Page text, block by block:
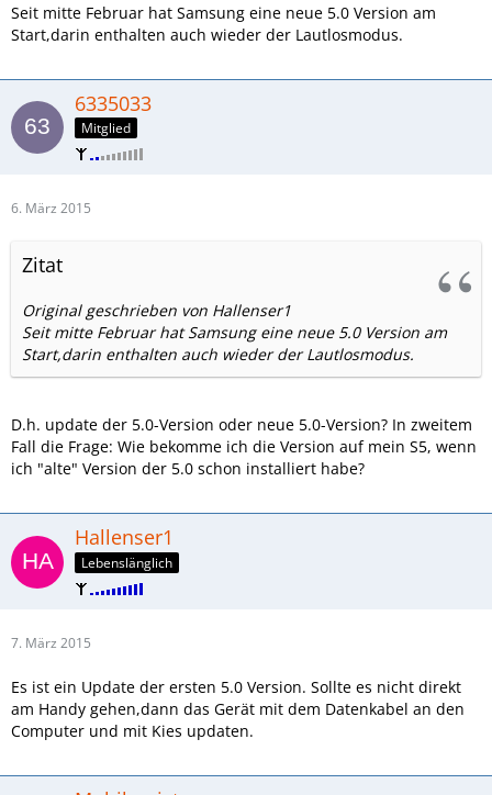
Seit mitte Februar hat Samsung eine neue 5.0 Version am
Start,darin enthalten auch wieder der Lautlosmodus.
6335033
Mitglied
6. März 2015
Zitat
Original geschrieben von Hallenser1
Seit mitte Februar hat Samsung eine neue 5.0 Version am
Start,darin enthalten auch wieder der Lautlosmodus.
D.h. update der 5.0-Version oder neue 5.0-Version? In zweitem
Fall die Frage: Wie bekomme ich die Version auf mein S5, wenn
ich "alte" Version der 5.0 schon installiert habe?
Hallenser1
Lebenslänglich
7. März 2015
Es ist ein Update der ersten 5.0 Version. Sollte es nicht direkt
am Handy gehen,dann das Gerät mit dem Datenkabel an den
Computer und mit Kies updaten.